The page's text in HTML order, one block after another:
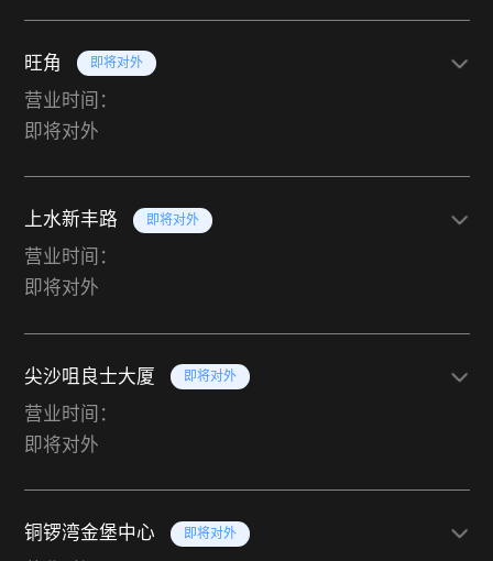
旺角 即将对外
营业时间：
即将对外
上水新丰路 即将对外
营业时间：
即将对外
尖沙咀良士大厦 即将对外
营业时间：
即将对外
铜锣湾金堡中心 即将对外